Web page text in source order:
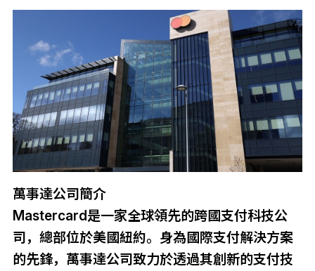
萬事達公司簡介
Mastercard是一家全球領先的跨國支付科技公
司，總部位於美國紐約。身為國際支付解決方案
的先鋒，萬事達公司致力於透過其創新的支付技